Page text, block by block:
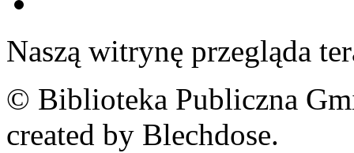
Naszą witrynę przegląda
© Biblioteka Publiczna
created by Blechdose.